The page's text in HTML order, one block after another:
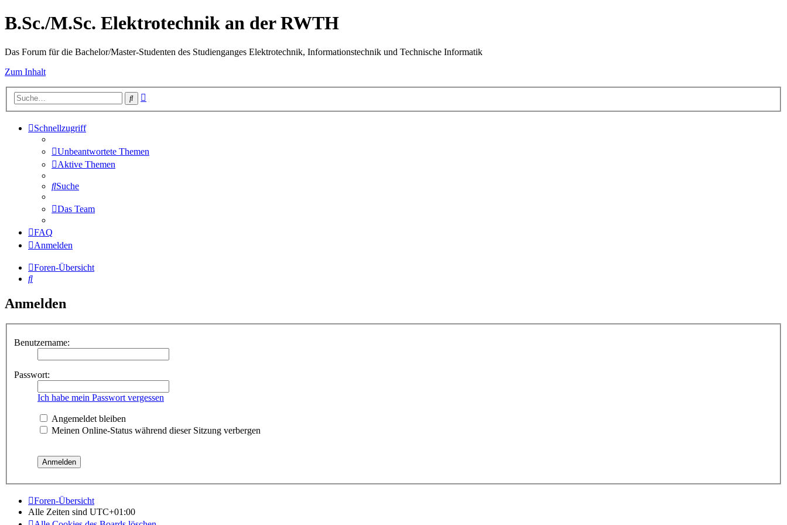
B.Sc./M.Sc. Elektrotechnik an der RWTH
Das Forum für die Bachelor/Master-Studenten des Studienganges Elektrotechnik, Informationstechnik und Technische Informatik
Zum Inhalt
Suche
Schnellzugriff
Unbeantwortete Themen
Aktive Themen
Suche
Das Team
FAQ
Anmelden
Foren-Übersicht
Suche
Anmelden
Benutzername:
Passwort:
Ich habe mein Passwort vergessen
Angemeldet bleiben
Meinen Online-Status während dieser Sitzung verbergen
Foren-Übersicht
Alle Zeiten sind UTC+01:00